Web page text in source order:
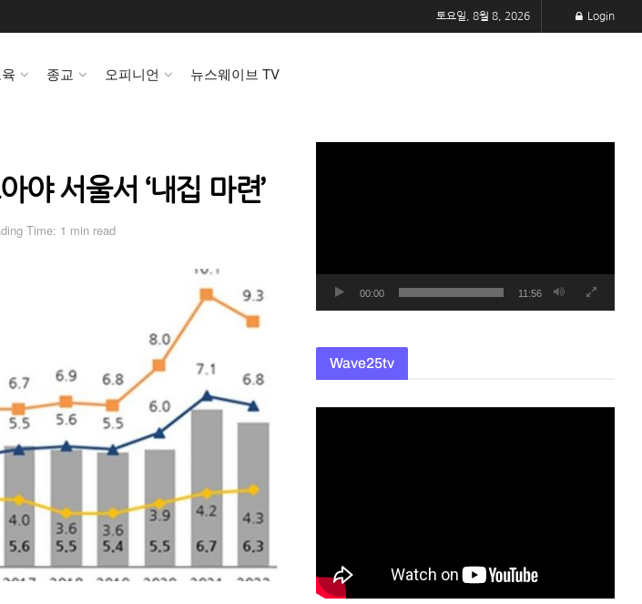
토요일, 8월 8, 2026 Login
종교 오피니언 뉴스웨이브 TV
야 서울서 ‘내집 마련’
Time: 1 min read
00:00 11:56
Wave25tv